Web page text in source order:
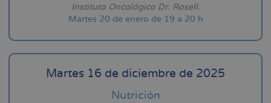
Instituto Oncológico Dr. Rosell.
Martes 20 de enero de 19 a 20 h
Martes 16 de diciembre de 2025
Nutrición